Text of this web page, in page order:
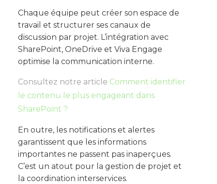
Chaque équipe peut créer son espace de
travail et structurer ses canaux de
discussion par projet. L’intégration avec
SharePoint, OneDrive et Viva Engage
optimise la communication interne.
Consultez notre article Comment identifier
le contenu le plus engageant dans
SharePoint ?
En outre, les notifications et alertes
garantissent que les informations
importantes ne passent pas inaperçues.
C’est un atout pour la gestion de projet et
la coordination interservices.